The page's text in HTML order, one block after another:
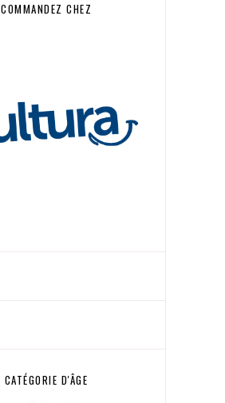
COMMANDEZ CHEZ
CATÉGORIE D'ÂGE